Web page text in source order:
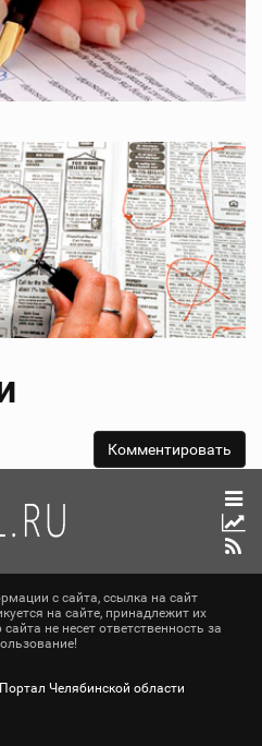
с сайта, ссылка на сайт
на сайте, принадлежит их
не несет ответственность за
Челябинской области